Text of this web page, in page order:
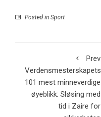
Posted in Sport
Prev
Verdensmesterskapets
101 mest minneverdige
øyeblikk: Sløsing med
tid i Zaire for